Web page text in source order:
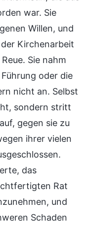
war. Sie
Willen, und
Kirchenarbeit
Sie nahm
oder die
nicht an. Selbst
sondern stritt
gegen sie zu
ihrer vielen
das
Rat
und
Schaden